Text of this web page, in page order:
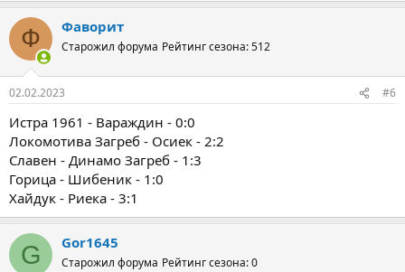
Ф Фаворит
Старожил форума Рейтинг сезона: 512
02.02.2023 #6
Истра 1961 - Вараждин - 0:0
Локомотива Загреб - Осиек - 2:2
Славен - Динамо Загреб - 1:3
Горица - Шибеник - 1:0
Хайдук - Риека - 3:1
G Gor1645
Старожил форума Рейтинг сезона: 0